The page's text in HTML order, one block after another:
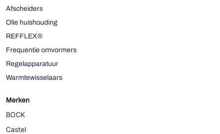
Afscheiders
Olie huishouding
REFFLEX®
Frequentie omvormers
Regelapparatuur
Warmtewisselaars
Merken
BOCK
Castel